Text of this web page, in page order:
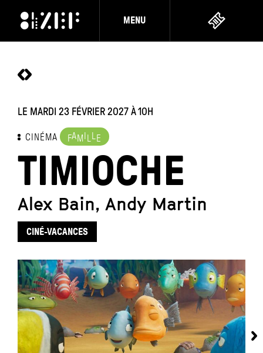
MENU
LE MARDI 23 FÉVRIER 2027 À 10H
CINÉMA FAM LE
TIMIOCHE
Alex Bain, Andy Martin
CINÉ-VACANCES